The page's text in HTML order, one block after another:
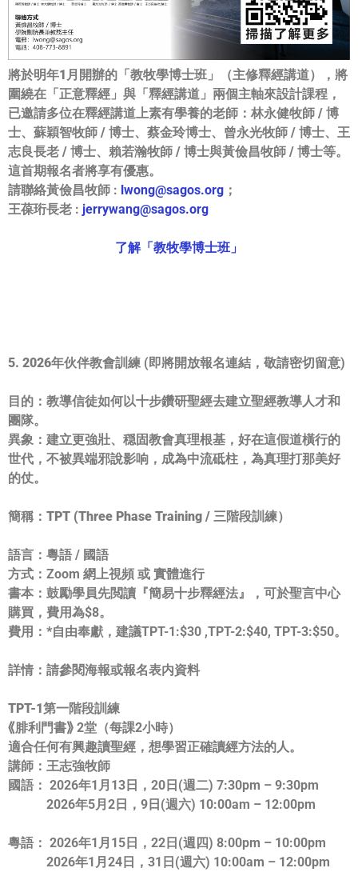
將於明年1月開辦的「教牧學博士班 」（主修釋經講道），將
圍繞在 「正意釋經」 與 「釋經講道」 兩個主軸來設計課程，
已邀請多位在釋經講道上素有學養的老師： 林永健牧師 / 博
士、蘇穎智牧師 / 博士、蔡金玲博士、曾永光牧師 / 博士、王
志良長老 / 博士、賴若瀚牧師 / 博士與黃儉昌牧師 / 博士等。
這首期報名者將享有優惠。
請聯絡黃儉昌牧師 : lwong@sagos.org ；
王葆珩長老 : jerrywang@sagos.org
了解「教牧學博士班」
5. 2026年伙伴教會訓練 (即將開放報名連結，敬請密切留意)
目的 ：教導信徒如何以十步鑽研聖經去建立聖經教導人才和
團隊。
異象 ：建立更強壯、穏固教會真理根基，好在這假道橫行的
世代， 不被異端邪說影响，成為中流砥柱，為真理打那美好
的仗。
簡稱：TPT (Three Phase Training / 三階段訓練）
語言： 粵語 / 國語
方式： Zoom 網上視頻 或 實體進行
書本： 鼓勵學員先閲讀『簡易十步釋經法』，可於聖言中心
購買， 費用為$8。
費用：*自由奉獻，建議TPT-1:$30 ,TPT-2:$40, TPT-3:$50。
詳情： 請參閱海報或報名表内資料
TPT-1第一階段訓練
⟪腓利門書⟫ 2堂（每課2小時）
適合任何有興趣讀聖經，想學習正確讀經方法的人。
講師： 王志強牧師
國語： 2026年1月13日，20日(週二) 7:30pm – 9:30pm
2026年5月2日，9日(週六) 10:00am – 12:00pm
粵語： 2026年1月15日，22日(週四) 8:00pm – 10:00pm
2026年1月24日，31日(週六) 10:00am – 12:00pm